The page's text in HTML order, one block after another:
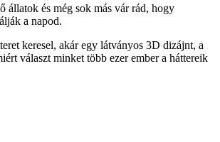
állatok és még sok más vár rád, hogy
a napod.
keresel, akár egy látványos 3D dizájnt, a
választ minket több ezer ember a háttereik